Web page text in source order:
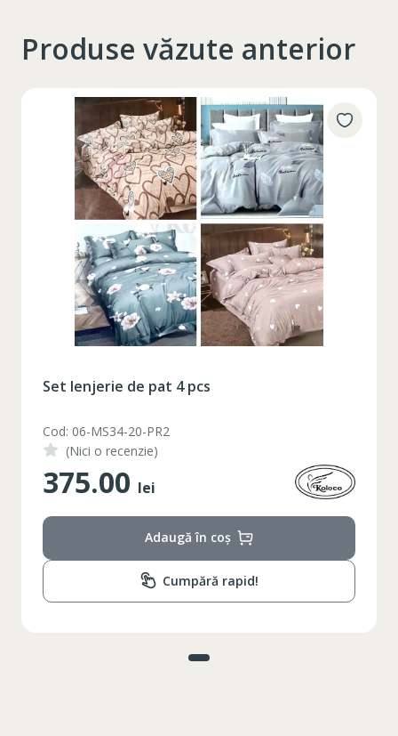
Produse văzute anterior
Set lenjerie de pat 4 pcs
Cod: 06-MS34-20-PR2
(Nici o recenzie)
375.00 lei
Adaugă în coș
Cumpără rapid!